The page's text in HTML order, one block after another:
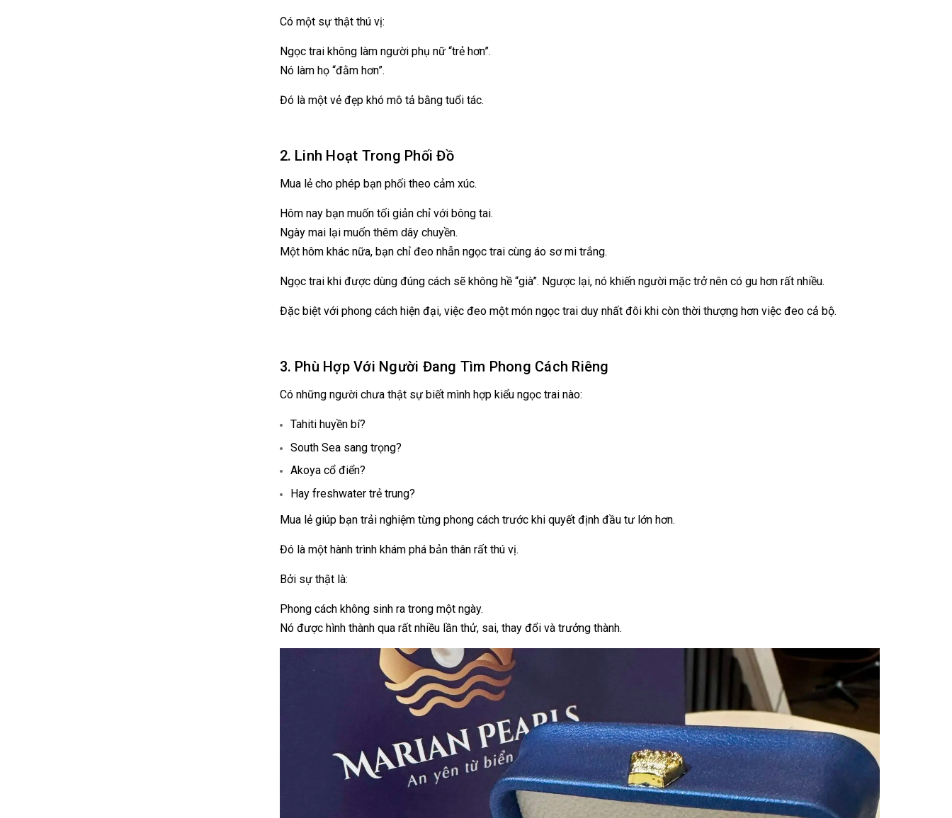
Có một sự thật thú vị:
Ngọc trai không làm người phụ nữ “trẻ hơn”.
Nó làm họ “đằm hơn”.
Đó là một vẻ đẹp khó mô tả bằng tuổi tác.
2. Linh Hoạt Trong Phối Đồ
Mua lẻ cho phép bạn phối theo cảm xúc.
Hôm nay bạn muốn tối giản chỉ với bông tai.
Ngày mai lại muốn thêm dây chuyền.
Một hôm khác nữa, bạn chỉ đeo nhẫn ngọc trai cùng áo sơ mi trắng.
Ngọc trai khi được dùng đúng cách sẽ không hề “già”. Ngược lại, nó khiến người mặc trở nên có gu hơn rất nhiều.
Đặc biệt với phong cách hiện đại, việc đeo một món ngọc trai duy nhất đôi khi còn thời thượng hơn việc đeo cả bộ.
3. Phù Hợp Với Người Đang Tìm Phong Cách Riêng
Có những người chưa thật sự biết mình hợp kiểu ngọc trai nào:
Tahiti huyền bí?
South Sea sang trọng?
Akoya cổ điển?
Hay freshwater trẻ trung?
Mua lẻ giúp bạn trải nghiệm từng phong cách trước khi quyết định đầu tư lớn hơn.
Đó là một hành trình khám phá bản thân rất thú vị.
Bởi sự thật là:
Phong cách không sinh ra trong một ngày.
Nó được hình thành qua rất nhiều lần thử, sai, thay đổi và trưởng thành.